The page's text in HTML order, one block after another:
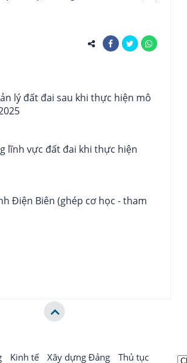
lý đất đai sau khi thực hiện mô
lĩnh vực đất đai khi thực hiện
Điện Biên (ghép cơ học - tham
Kinh tế Xây dựng Đảng Thủ tục